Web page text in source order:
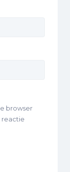
browser
reactie